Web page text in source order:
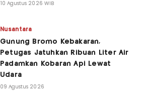
10 Agustus 2026 WIB
Nusantara
Gunung Bromo Kebakaran,
Petugas Jatuhkan Ribuan Liter Air
Padamkan Kobaran Api Lewat
Udara
09 Agustus 2026